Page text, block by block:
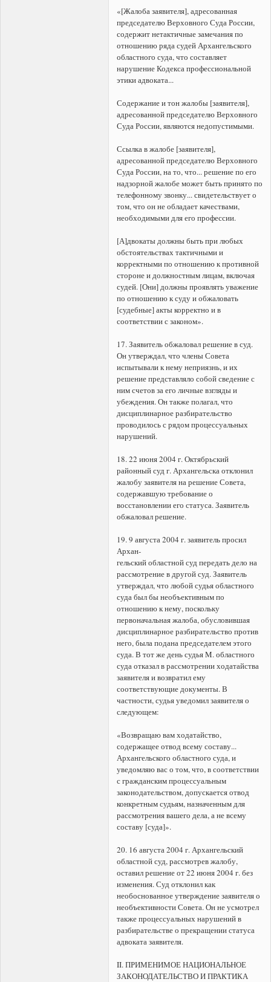
«[Жалоба заявителя], адресованная
председателю Верховного Суда России,
содержит нетактичные замечания по
отношению ряда судей Архангельского
областного суда, что составляет
нарушение Кодекса профессиональной
этики адвоката...
Содержание и тон жалобы [заявителя],
адресованной председателю Верховного
Суда России, являются недопустимыми.
Ссылка в жалобе [заявителя],
адресованной председателю Верховного
Суда России, на то, что... решение по его
надзорной жалобе может быть принято по
телефонному звонку... свидетельствует о
том, что он не обладает качествами,
необходимыми для его профессии.
[А]двокаты должны быть при любых
обстоятельствах тактичными и
корректными по отношению к противной
стороне и должностным лицам, включая
судей. [Они] должны проявлять уважение
по отношению к суду и обжаловать
[судебные] акты корректно и в
соответствии с законом».
17. Заявитель обжаловал решение в суд.
Он утверждал, что члены Совета
испытывали к нему неприязнь, и их
решение представляло собой сведение с
ним счетов за его личные взгляды и
убеждения. Он также полагал, что
дисциплинарное разбирательство
проводилось с рядом процессуальных
нарушений.
18. 22 июня 2004 г. Октябрьский
районный суд г. Архангельска отклонил
жалобу заявителя на решение Совета,
содержавшую требование о
восстановлении его статуса. Заявитель
обжаловал решение.
19. 9 августа 2004 г. заявитель просил
Архан-
гельский областной суд передать дело на
рассмотрение в другой суд. Заявитель
утверждал, что любой судья областного
суда был бы необъективным по
отношению к нему, поскольку
первоначальная жалоба, обусловившая
дисциплинарное разбирательство против
него, была подана председателем этого
суда. В тот же день судья M. областного
суда отказал в рассмотрении ходатайства
заявителя и возвратил ему
соответствующие документы. В
частности, судья уведомил заявителя о
следующем:
«Возвращаю вам ходатайство,
содержащее отвод всему составу...
Архангельского областного суда, и
уведомляю вас о том, что, в соответствии
с гражданским процессуальным
законодательством, допускается отвод
конкретным судьям, назначенным для
рассмотрения вашего дела, а не всему
составу [суда]».
20. 16 августа 2004 г. Архангельский
областной суд, рассмотрев жалобу,
оставил решение от 22 июня 2004 г. без
изменения. Суд отклонил как
необоснованное утверждение заявителя о
необъективности Совета. Он не усмотрел
также процессуальных нарушений в
разбирательстве о прекращении статуса
адвоката заявителя.
II. ПРИМЕНИМОЕ НАЦИОНАЛЬНОЕ
ЗАКОНОДАТЕЛЬСТВО И ПРАКТИКА